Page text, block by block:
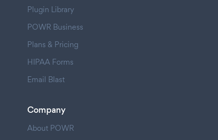
Plugin Library
POWR Business
Plans & Pricing
HIPAA Forms
Email Blast
Company
About POWR